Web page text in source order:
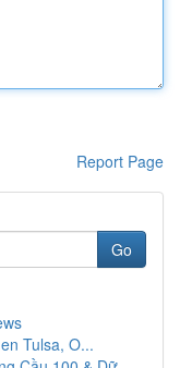
Report Page
Go
Tulsa, O...